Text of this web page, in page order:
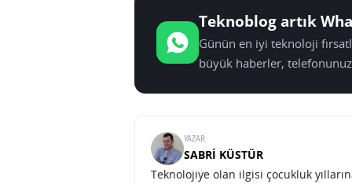
Teknoblog artık
Günün en iyi teknoloji
büyük haberler,
YAZAR:
SABRI KÜSTÜR
Teknolojiye olan ilgisi çocukluk